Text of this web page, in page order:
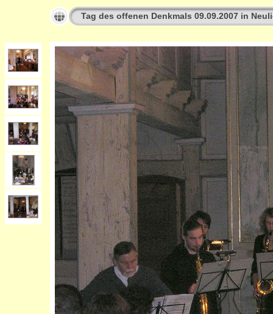
Tag des offenen Denkmals 09.09.2007 in